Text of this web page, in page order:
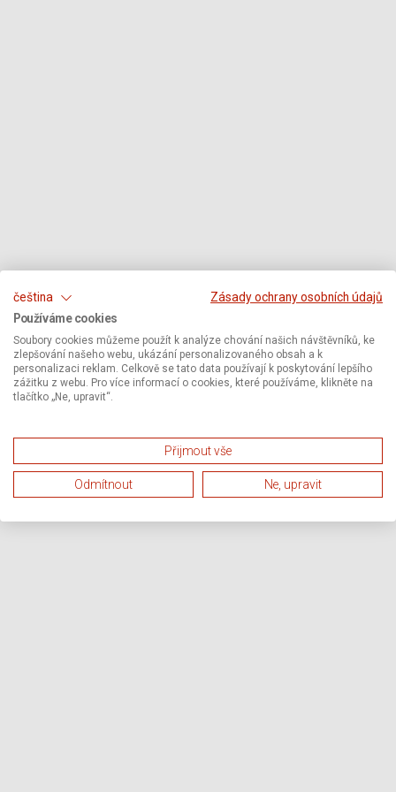
čeština
Zásady ochrany osobních údajů
Používáme cookies
Soubory cookies můžeme použít k analýze chování našich návštěvníků, ke
zlepšování našeho webu, ukázání personalizovaného obsah a k
personalizaci reklam. Celkově se tato data používají k poskytování lepšího
zážitku z webu. Pro více informací o cookies, které používáme, klikněte na
tlačítko „Ne, upravit“.
Přijmout vše
Odmítnout Ne, upravit